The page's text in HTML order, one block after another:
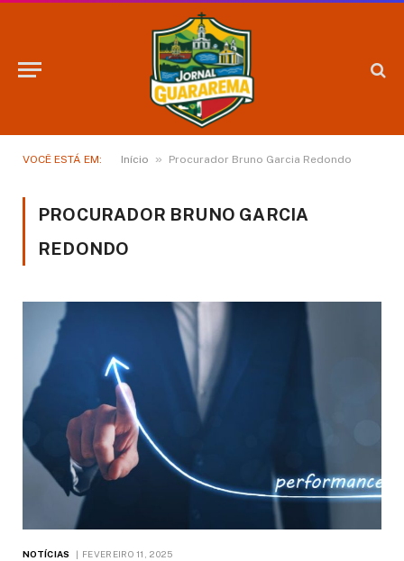
VOCÊ ESTÁ EM: Início » Procurador Bruno Garcia Redondo
PROCURADOR BRUNO GARCIA
REDONDO
NOTÍCIAS FEVEREIRO 11, 2025